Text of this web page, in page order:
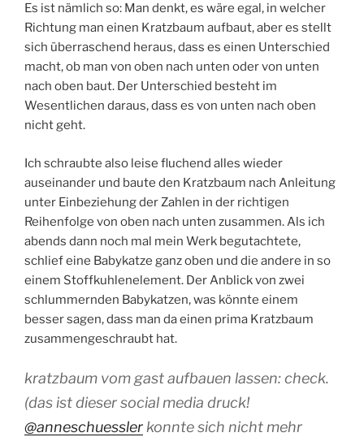
Es ist nämlich so: Man denkt, es wäre egal, in welcher
Richtung man einen Kratzbaum aufbaut, aber es stellt
sich überraschend heraus, dass es einen Unterschied
macht, ob man von oben nach unten oder von unten
nach oben baut. Der Unterschied besteht im
Wesentlichen daraus, dass es von unten nach oben
nicht geht.
Ich schraubte also leise fluchend alles wieder
auseinander und baute den Kratzbaum nach Anleitung
unter Einbeziehung der Zahlen in der richtigen
Reihenfolge von oben nach unten zusammen. Als ich
abends dann noch mal mein Werk begutachtete,
schlief eine Babykatze ganz oben und die andere in so
einem Stoffkuhlenelement. Der Anblick von zwei
schlummernden Babykatzen, was könnte einem
besser sagen, dass man da einen prima Kratzbaum
zusammengeschraubt hat.
kratzbaum vom gast aufbauen lassen: check.
(das ist dieser social media druck!
@anneschuesslerkonnte sich nicht mehr